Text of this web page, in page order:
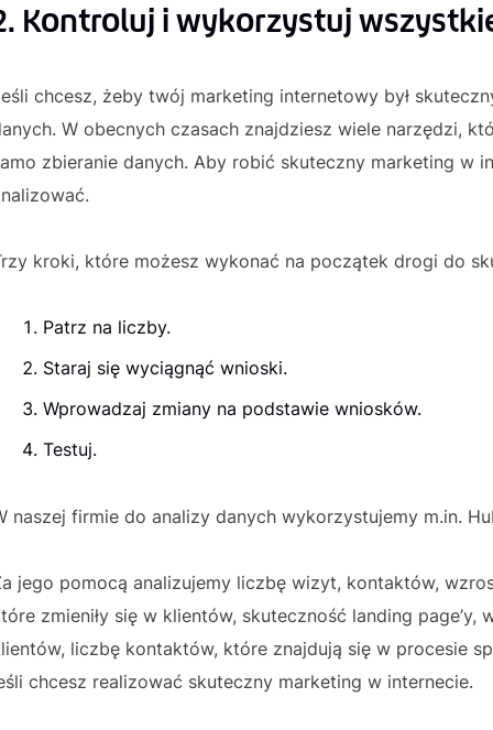
Kontroluj i wykorzystuj
chcesz, żeby twój marketing internetowy był
W obecnych czasach znajdziesz wiele narzędzi,
zbieranie danych. Aby robić skuteczny marketing w
kroki, które możesz wykonać na początek drogi do
Patrz na liczby.
Staraj się wyciągnąć wnioski.
Wprowadzaj zmiany na podstawie wniosków.
Testuj.
naszej firmie do analizy danych wykorzystujemy m.in.
jego pomocą analizujemy liczbę wizyt, kontaktów,
zmieniły się w klientów, skuteczność landing page’y,
liczbę kontaktów, które znajdują się w procesie
chcesz realizować skuteczny marketing w internecie.